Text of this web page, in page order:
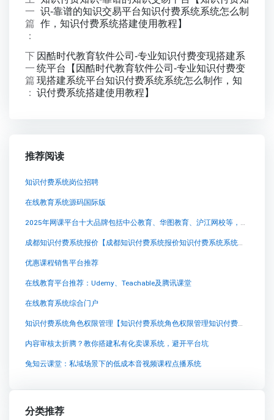
一
篇
：
识-靠谱的知识交易平台知识付费系统系统怎么制
作，知识付费系统搭建使用教程】
下
一
篇
：
因酷时代教育软件公司-专业知识付费变现搭建系
统平台【因酷时代教育软件公司-专业知识付费变
现搭建系统平台知识付费系统系统怎么制作，知
识付费系统搭建使用教程】
推荐阅读
知识付费系统岗位招聘
在线教育系统源码国际版
2025年网课平台十大品牌包括中公教育、华图教育、沪江网校等，这些平台
成都知识付费系统报价【成都知识付费系统报价知识付费系统系统怎么制作，知识付费系统搭建使用教程】
优惠课程销售平台推荐
在线教育平台推荐：Udemy、Teachable及腾讯课堂
在线教育系统综合门户
知识付费系统角色权限管理【知识付费系统角色权限管理知识付费系统系统怎么制作，知识付费系统搭建使用教程】
内容审核太折腾？教你搭建私有化卖课系统，避开平台坑
兔知云课堂：私域场景下的低成本音视频课程点播系统
分类推荐